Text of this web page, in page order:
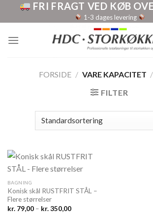
FRI FRAGT VED KØB
1-3 dages levering
FORSIDE / VARE KAPACITET /
FILTER
BAGNING
Konisk skål RUSTFRIT STÅL –
Flere størrelser
kr.79,00 – kr.350,00Prisinterval: